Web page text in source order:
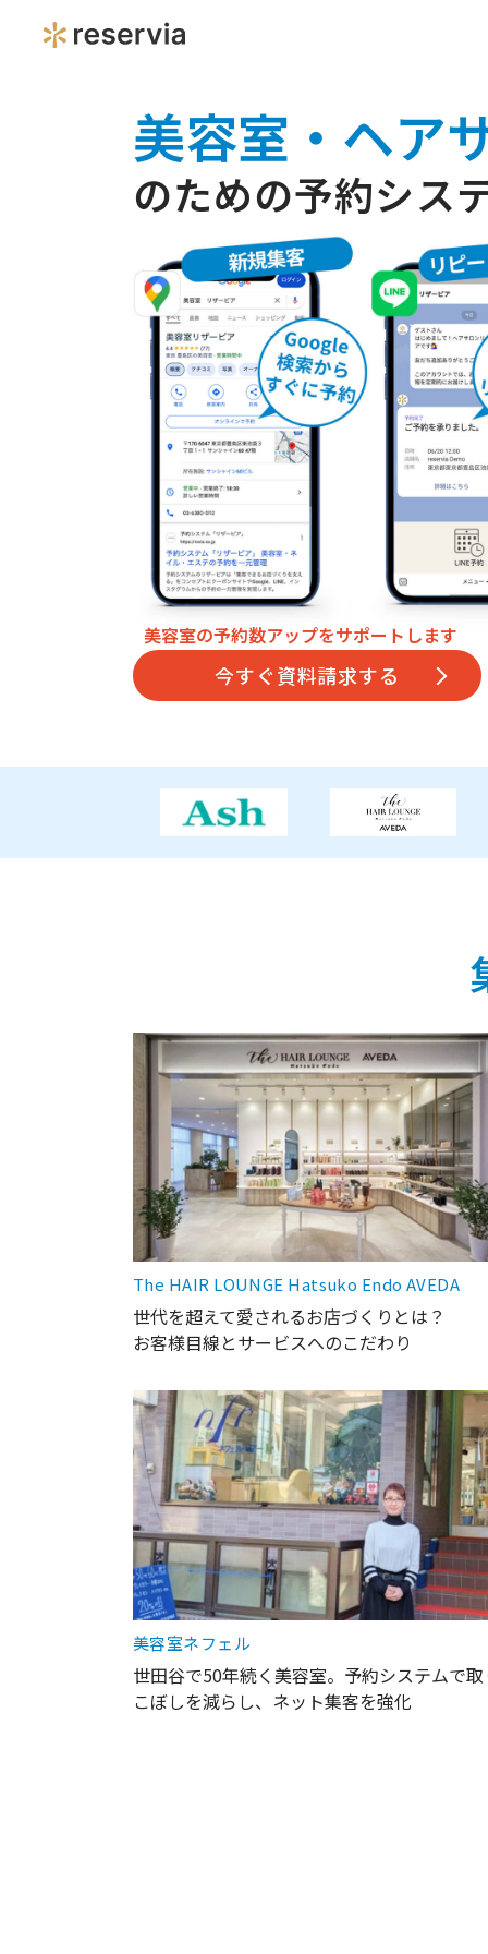
美容室・ヘア
のための予約シス
美容室の予約数アップをサポートします
今すぐ資料請求する
The HAIR LOUNGE Hatsuko Endo AVEDA
世代を超えて愛されるお店づくりとは？
お客様目線とサービスへのこだわり
美容室ネフェル
世田谷で50年続く美容室。予約システムで
こぼしを減らし、ネット集客を強化